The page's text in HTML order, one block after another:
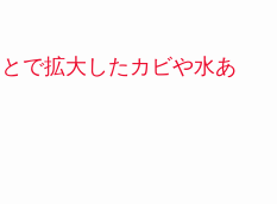
で拡大したカビや水あ